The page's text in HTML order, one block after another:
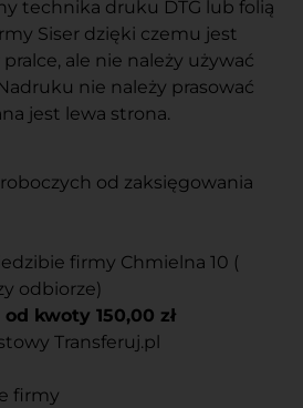
technika druku DTG lub folią
Siser dzięki czemu jest
ale nie należy używać
nie należy prasować
jest lewa strona.
roboczych od zaksięgowania
firmy Chmielna 10 (
odbiorze)
kwoty 150,00 zł
Transferuj.pl
firmy